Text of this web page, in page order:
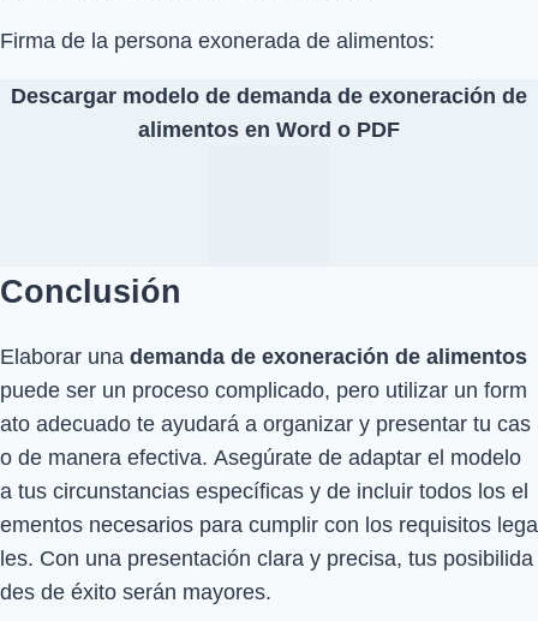
Firma de la persona exonerada de alimentos:
Descargar modelo de demanda de exoneración de
alimentos en Word o PDF
Conclusión
Elaborar una demanda de exoneración de alimentos
puede ser un proceso complicado, pero utilizar un form
ato adecuado te ayudará a organizar y presentar tu cas
o de manera efectiva. Asegúrate de adaptar el modelo
a tus circunstancias específicas y de incluir todos los el
ementos necesarios para cumplir con los requisitos lega
les. Con una presentación clara y precisa, tus posibilida
des de éxito serán mayores.